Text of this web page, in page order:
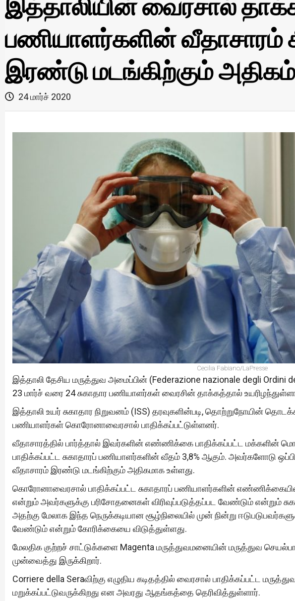
இத்தாலியின் வைரசால்
பணியாளர்களின் வீதாசாரம்
இரண்டு மடங்கிற்கும்
24 மார்ச் 2020
Cecilia Fabiano/LaPresse
இத்தாலி தேசிய மருத்துவ அமைப்பின் (Federazione nazionale degli
23 மார்ச் வரை 24 சுகாதார பணியாளர்கள் வைரசின் தாக்கத்தால்
இத்தாலி உயர் சுகாதார நிறுவனம் (ISS) தரவுகளின்படி, தொற்றுநோயின்
பணியாளர்கள் கொரோனாவைரசால் பாதிக்கப்பட்டுள்ளனர்.
வீதாசாரத்தில் பார்த்தால் இவர்களின் எண்ணிக்கை பாதிக்கப்பட்ட மக்களின்
பாதிக்கப்பட்ட சுகாதாரப் பணியாளர்களின் வீதம் 3,8% ஆகும். அவர்களோடு
வீதாசாரம் இரண்டு மடங்கிற்கும் அதிகமாக உள்ளது.
கொரோனாவைரசால் பாதிக்கப்பட்ட சுகாதாரப் பணியாளர்களின் எண்ணிக்கையின்
என்றும் அவர்களுக்கு பரிசோதனைகள் விரிவுப்படுத்தப்பட வேண்டும் என்றும்
அதற்கு மேலாக இந்த நெருக்கடியான சூழ்நிலையில் முன் நின்று
வேண்டும் என்றும் கோரிக்கையை விடுத்துள்ளது.
மேலதிக குற்றச் சாட்டுக்களை Magenta மருத்துவமனையின் மருத்துவ
முன்வைத்து இருக்கிறார்.
Corriere della Seraவிற்கு எழுதிய கடிதத்தில் வைரசால் பாதிக்கப்பட்ட
மறுக்கப்பட்டுவருக்கிறது என அவரது ஆதங்கத்தை தெரிவித்துள்ளார்.